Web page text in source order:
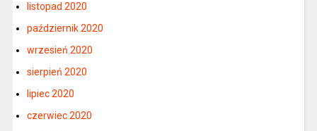
listopad 2020
październik 2020
wrzesień 2020
sierpień 2020
lipiec 2020
czerwiec 2020